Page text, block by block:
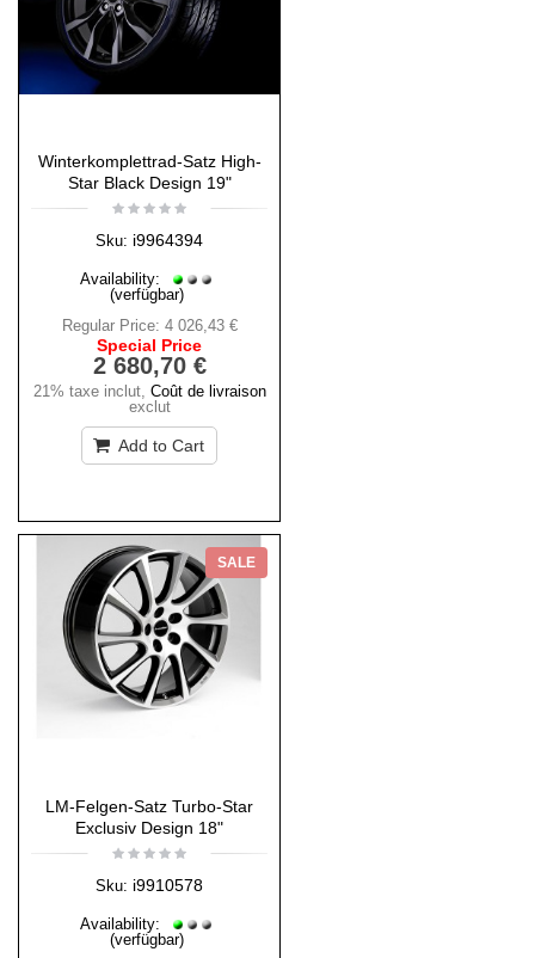
Winterkomplettrad-Satz High-
Star Black Design 19"
Sku: i9964394
Availability:
(verfügbar)
Regular Price: 4 026,43 €
Special Price
2 680,70 €
21% taxe inclut, Coût de livraison
exclut
Add to Cart
SALE
LM-Felgen-Satz Turbo-Star
Exclusiv Design 18"
Sku: i9910578
Availability:
(verfügbar)